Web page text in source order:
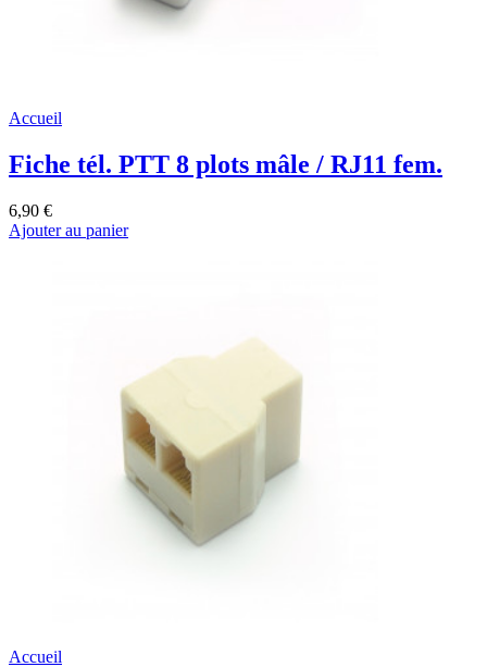
Accueil
Fiche tél. PTT 8 plots mâle / RJ11 fem.
6,90 €
Ajouter au panier
Accueil